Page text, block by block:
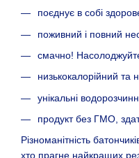
поєднує в собі
поживний і повний
смачно!
низькокалорійний та
унікальні
продукт без ГМО,
Різноманітність
хто прагне найкращих